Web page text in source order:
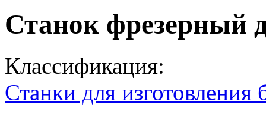
Станок фрезерный
Классификация:
Станки для изготовления